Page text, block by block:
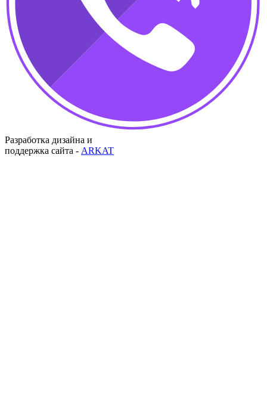
Разработка дизайна и
поддержка сайта - ARKAT